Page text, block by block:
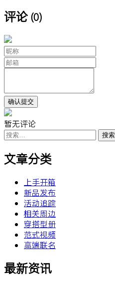
评论 (0)
暂无评论
搜
索：
文章分类
上手开箱
新品发布
活动追踪
相关周边
穿搭型册
范式视频
高端联名
最新资讯